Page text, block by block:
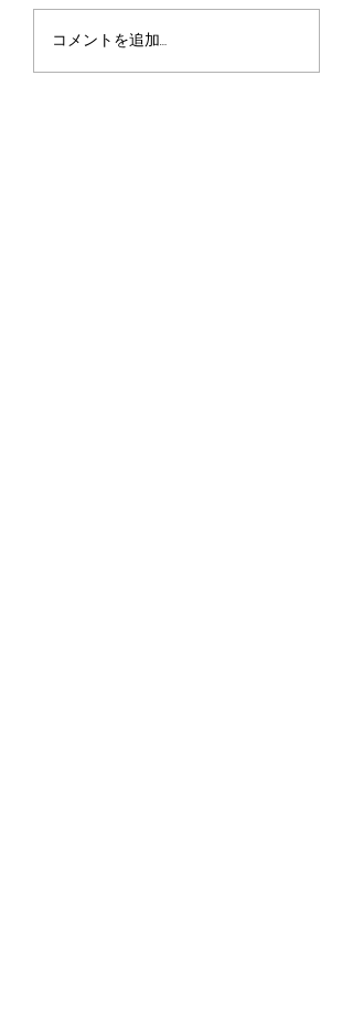
京都・宇治で味わう夏
コメントを追加…